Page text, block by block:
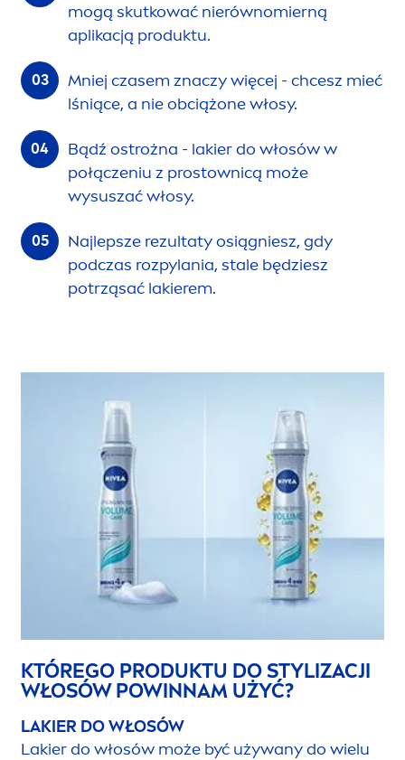
mogą skutkować nierównomierną
aplikacją produktu.
Mniej czasem znaczy więcej - chcesz mieć
lśniące, a nie obciążone włosy.
Bądź ostrożna - lakier do włosów w
połączeniu z prostownicą może
wysuszać włosy.
Najlepsze rezultaty osiągniesz, gdy
podczas rozpylania, stale będziesz
potrząsać lakierem.
KTÓREGO PRODUKTU DO STYLIZACJI
WŁOSÓW POWINNAM UŻYĆ?
LAKIER DO WŁOSÓW
Lakier do włosów może być używany do wielu